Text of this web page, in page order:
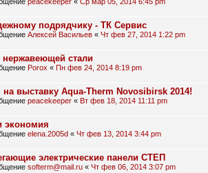
подрядчику - ТК Сервис
Алексей Васильев « Чт фев 27, 2014 1:22 pm
стали
Porox « Пн фев 24, 2014 8:19 pm
выставку Aqua-Therm Novosibirsk 2014!
peacekeeper « Вт фев 18, 2014 11:11 pm
экономия
elena.2005d « Чт фев 13, 2014 3:44 pm
электрические панели СТЕП
softerm@mail.ru « Чт фев 06, 2014 3:07 pm